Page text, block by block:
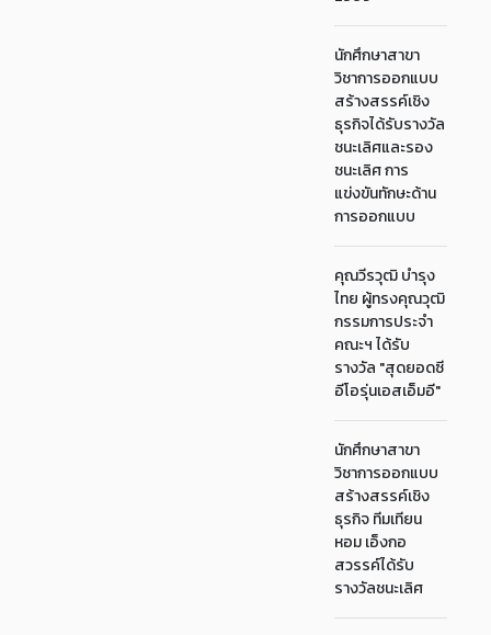
นักศึกษาสาขา
วิชาการออกแบบ
สร้างสรรค์เชิง
ธุรกิจได้รับรางวัล
ชนะเลิศและรอง
ชนะเลิศ การ
แข่งขันทักษะด้าน
การออกแบบ
คุณวีรวุฒิ บำรุง
ไทย ผู้ทรงคุณวุฒิ
กรรมการประจำ
คณะฯ ได้รับ
รางวัล "สุดยอดซี
อีโอรุ่นเอสเอ็มอี"
นักศึกษาสาขา
วิชาการออกแบบ
สร้างสรรค์เชิง
ธุรกิจ ทีมเทียน
หอม เอ็งกอ
สวรรค์ได้รับ
รางวัลชนะเลิศ